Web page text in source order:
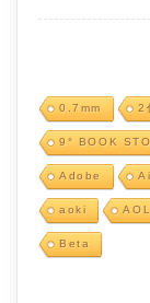
0.7mm 2
9° BOOK
Adobe
aoki AOL
Beta